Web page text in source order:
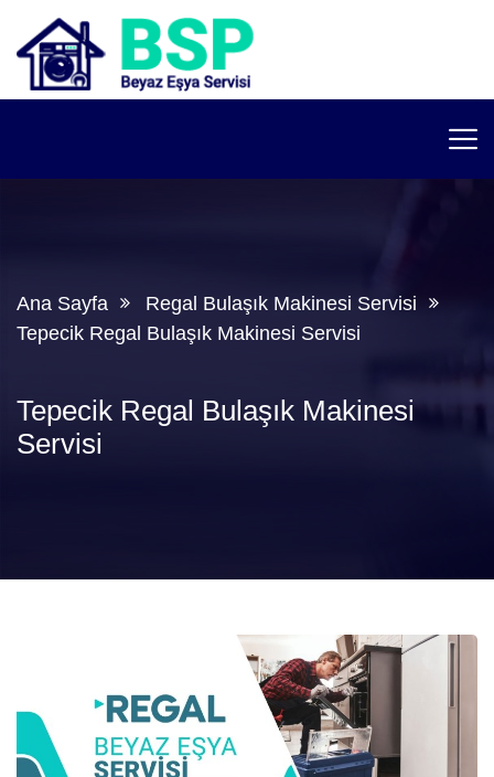
Ana Sayfa
Regal Bulaşık Makinesi Servisi
Tepecik Regal Bulaşık Makinesi Servisi
Tepecik Regal Bulaşık Makinesi
Servisi